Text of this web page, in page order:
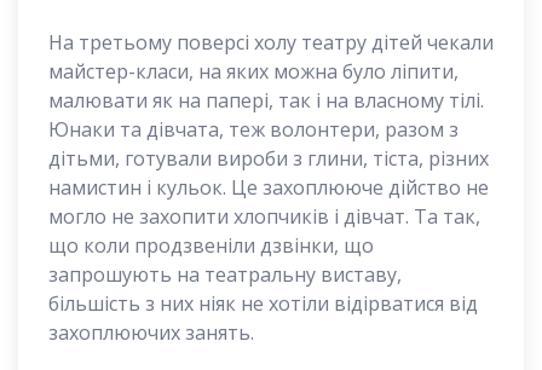
На третьому поверсі холу театру дітей чекали
майстер-класи, на яких можна було ліпити,
малювати як на папері, так і на власному тілі.
Юнаки та дівчата, теж волонтери, разом з
дітьми, готували вироби з глини, тіста, різних
намистин і кульок. Це захоплююче дійство не
могло не захопити хлопчиків і дівчат. Та так,
що коли продзвеніли дзвінки, що
запрошують на театральну виставу,
більшість з них ніяк не хотіли відірватися від
захоплюючих занять.